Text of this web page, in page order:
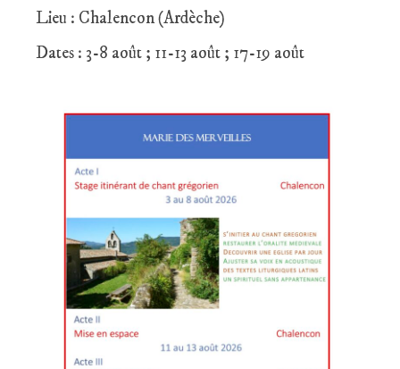
Lieu : Chalencon (Ardèche)
Dates : 3-8 août ; 11-13 août ; 17-19 août